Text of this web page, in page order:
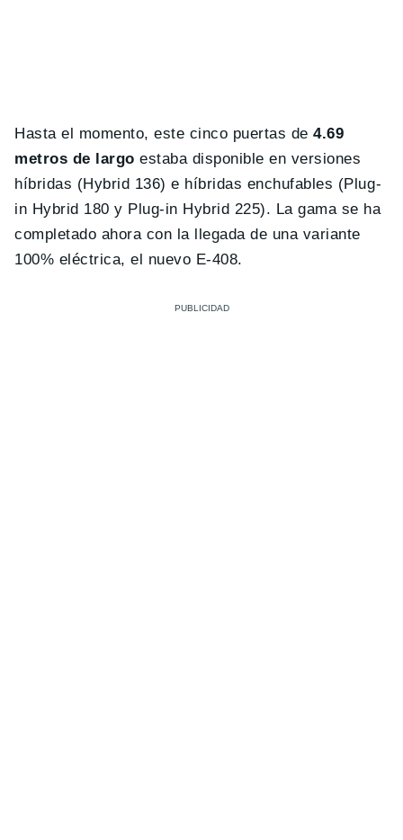
Hasta el momento, este cinco puertas de4.69
metros de largo estaba disponible en versiones
híbridas (Hybrid 136) e híbridas enchufables (Plug-
in Hybrid 180 y Plug-in Hybrid 225). La gama se ha
completado ahora con la llegada de una variante
100% eléctrica, el nuevo E-408.